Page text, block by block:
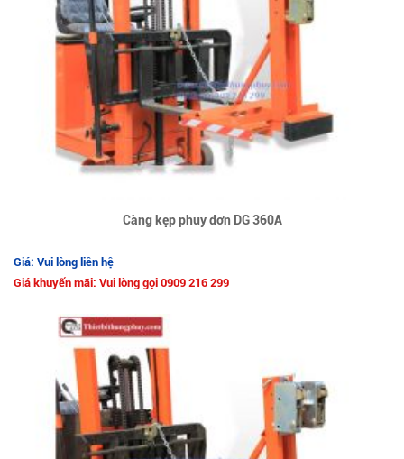
Càng kẹp phuy đơn DG 360A
Giá: Vui lòng liên hệ
Giá khuyến mãi: Vui lòng gọi 0909 216 299